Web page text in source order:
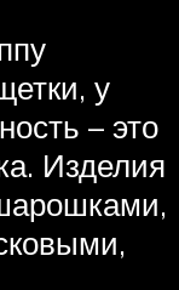
у
– это
Изделия